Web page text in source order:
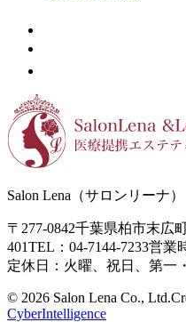
Salon Lena（サロンリーナ）
〒277-0842千葉県柏市末広
401TEL：04-7144-7233営業
定休日：火曜、祝日、第一
© 2026 Salon Lena Co., Ltd.
CyberIntelligence